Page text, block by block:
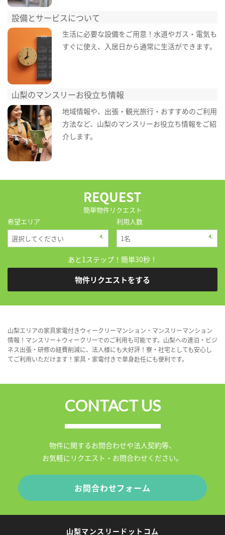
設備とサービスについて
生活に必要な設備をご用意！水道やガス・電気も
すぐに使え、入居日から通常に生活ができます。
山梨のマンスリーお役立ち情報
地域情報や、出張・観光旅行・おすすめのご利用
方法など、山梨のマンスリーお役立ち情報をご紹
介します。
REQUEST
簡単物件リクエスト
希望エリア
利用人数
あと1ステップ！簡単30秒！
物件リクエストをする
山梨エリアの家具家電付きウィークリーマンション・マンスリーマンション
情報！マンスリー＋ウィークリーでのご利用も可能です。山梨への連泊・ビジ
ネス出張・研修の経費削減に、法人様にも大好評！寮・社宅としても安心し
てご利用いただけます！家具・家電付きで単身赴任にも便利です。
CONTACT US
物件に関するお問合わせや法人契約等、
お気軽にリクエスト・お問合わせください。
お問合わせフォーム
山梨マンスリードットコム